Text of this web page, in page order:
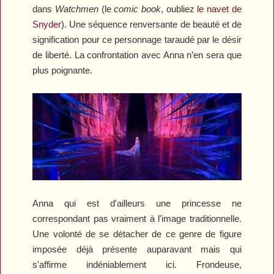
dans Watchmen (lecomic book, oubliez le navet de
Snyder). Une séquence renversante de beauté et de
signification pour ce personnage taraudé par le désir
de liberté. La confrontation avec Anna n’en sera que
plus poignante.
Anna qui est d'ailleurs une princesse ne
correspondant pas vraiment à l'image traditionnelle.
Une volonté de se détacher de ce genre de figure
imposée déjà présente auparavant mais qui
s'affirme indéniablement ici. Frondeuse,